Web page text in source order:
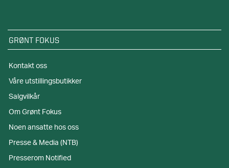
GRØNT FOKUS
Kontakt oss
Våre utstillingsbutikker
Salgvilkår
Om Grønt Fokus
Noen ansatte hos oss
Presse & Media (NTB)
Presserom Notified